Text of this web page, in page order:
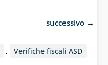
successivo →
, Verifiche fiscali ASD